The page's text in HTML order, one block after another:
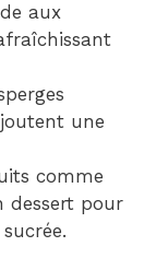
aux
une
comme
dessert pour